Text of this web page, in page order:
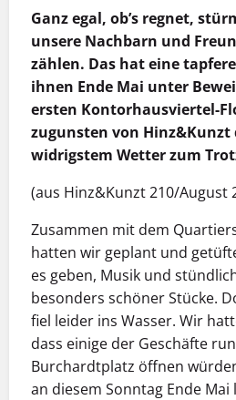
Ganz egal, ob’s regnet,
unsere Nachbarn und
zählen. Das hat eine
ihnen Ende Mai unter
ersten Kontorhausviertel-
zugunsten von Hinz&Kunzt
widrigstem Wetter zum
(aus Hinz&Kunzt 210/August
Zusammen mit dem
hatten wir geplant und
es geben, Musik und
besonders schöner Stücke.
fiel leider ins Wasser. Wir
dass einige der Geschäfte
Burchardtplatz öffnen
an diesem Sonntag Ende